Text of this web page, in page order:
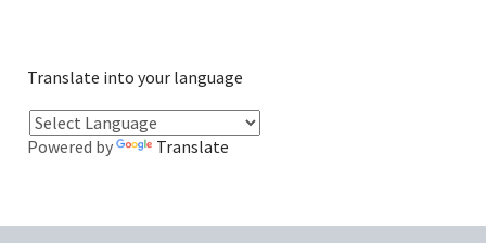
Translate into your language
Powered by Translate